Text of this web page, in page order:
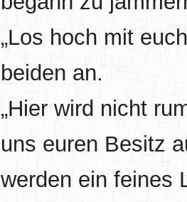
„Los hoch mit
beiden an.
„Hier wird nicht
uns euren Besitz
werden ein feines